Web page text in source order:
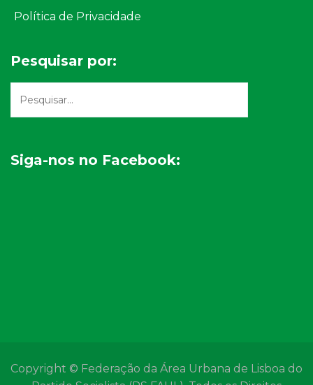
Política de Privacidade
Pesquisar por:
Siga-nos no Facebook:
Copyright © Federação da Área Urbana de Lisboa do